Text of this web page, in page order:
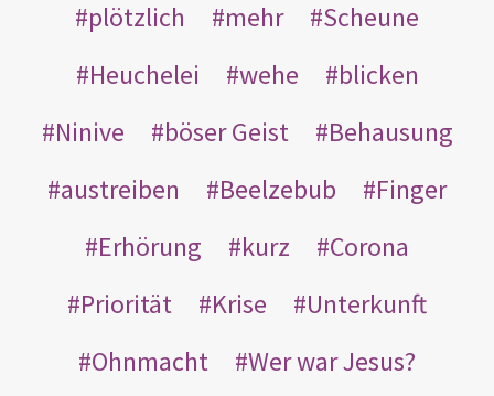
plötzlich
mehr
Scheune
Heuchelei
wehe
blicken
Ninive
böser Geist
Behausung
austreiben
Beelzebub
Finger
Erhörung
kurz
Corona
Priorität
Krise
Unterkunft
Ohnmacht
Wer war Jesus?